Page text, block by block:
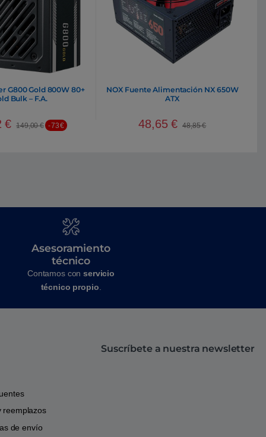
G800 Gold 800W 80+
Bulk – F.A.
€ 149,00€ -73€
NOX Fuente Alimentación NX 650W
ATX
48,65€ 48,85€
Asesoramiento
técnico
Contamos conservicio
técnico propio
reemplazos
de envío
Suscríbete a nuestra newsletter